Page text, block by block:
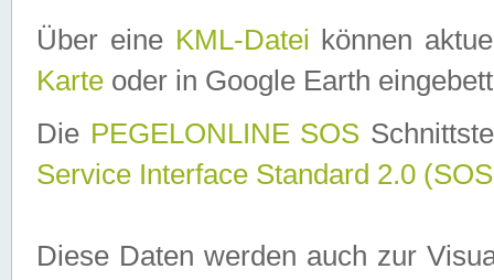
Über eine KML-Datei können
Karte oder in Google Earth
Die PEGELONLINE SOS
Service Interface Standard 2.0
Diese Daten werden auch zur